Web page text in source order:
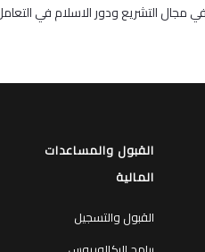
مجال التشريع ودور الاسلام في
القبول والمساعدات
المالية
القبول والتسجيل